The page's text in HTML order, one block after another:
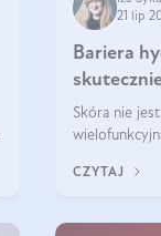
21 lip
Bariera
Skóra nie
CZYTAJ